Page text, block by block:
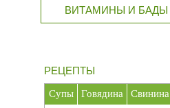
ВИТАМИНЫ И БАДЫ
РЕЦЕПТЫ
Супы Говядина Свинина